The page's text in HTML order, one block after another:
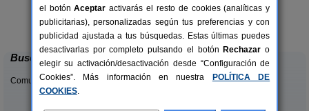
20+1 pers.
desde25 €
La Casa del Lago de Campoo
Orzales (Cantabria)
Buscar
Comunidades:
el botónAceptar activarás el resto de cookies (analíticas y
publicitarias), personalizadas según tus preferencias y con
publicidad ajustada a tus búsquedas. Estas últimas puedes
desactivarlas por completo pulsando el botón Rechazar o
elegir su activación/desactivación desde “Configuración de
Cookies”. Más información en nuestra
POLÍTICA DE
COOKIES.